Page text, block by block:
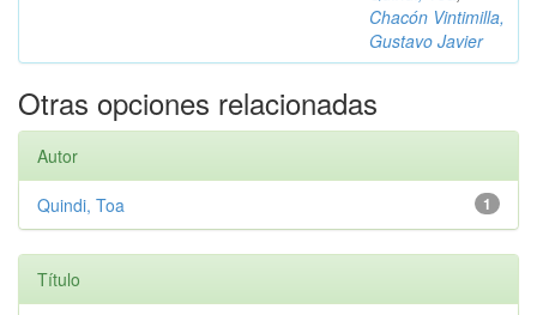
Chacón Vintimilla,
Gustavo Javier
Otras opciones relacionadas
Autor
1
Quindi, Toa
Título